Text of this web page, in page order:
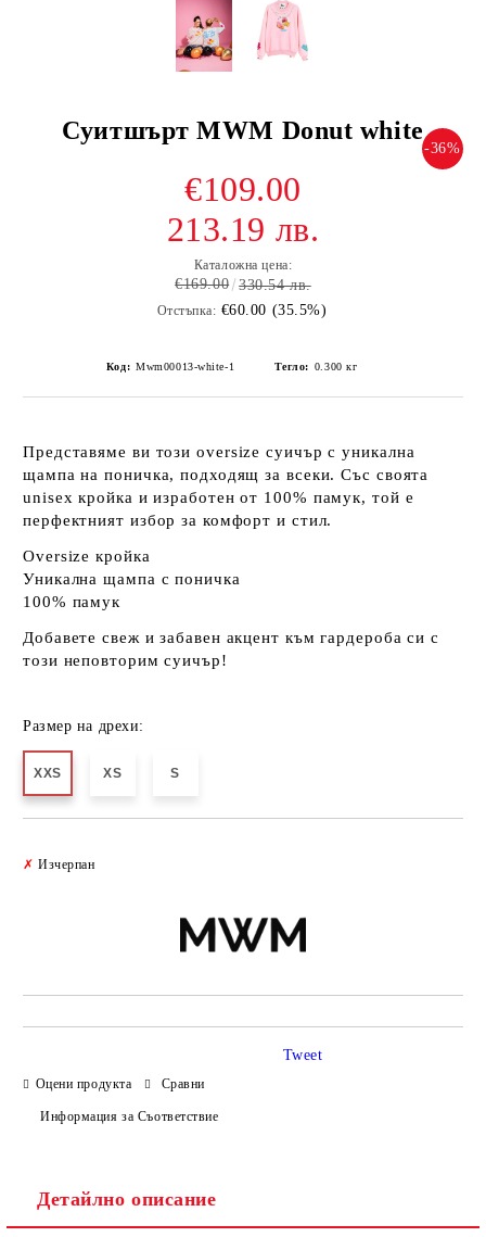
Суитшърт MWM Donut white
-36%
€109.00
213.19 лв.
Каталожна цена:
€169.00 330.54 лв.
Отстъпка: €60.00 (35.5%)
Код: Mwm00013-white-1 Тегло: 0.300 кг
Представяме ви този oversize суичър с уникална
щампа на поничка, подходящ за всеки. Със своята
unisex кройка и изработен от 100% памук, той е
перфектният избор за комфорт и стил.
Oversize кройка
Уникална щампа с поничка
100% памук
Добавете свеж и забавен акцент към гардероба си с
този неповторим суичър!
Размер на дрехи:
XXS XS S
✗ Изчерпан
Оцени продукта Сравни
Информация за Съответствие
Tweet
Детайлно описание